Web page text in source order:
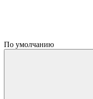
По умолчанию